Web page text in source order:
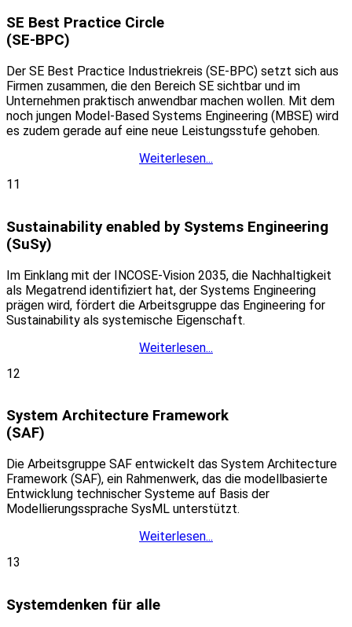
SE Best Practice Circle
(SE-BPC)
Der SE Best Practice Industriekreis (SE-BPC) setzt sich aus
Firmen zusammen, die den Bereich SE sichtbar und im
Unternehmen praktisch anwendbar machen wollen. Mit dem
noch jungen Model-Based Systems Engineering (MBSE) wird
es zudem gerade auf eine neue Leistungsstufe gehoben.
Weiterlesen...
11
Sustainability enabled by Systems Engineering
(SuSy)
Im Einklang mit der INCOSE-Vision 2035, die Nachhaltigkeit
als Megatrend identifiziert hat, der Systems Engineering
prägen wird, fördert die Arbeitsgruppe das Engineering for
Sustainability als systemische Eigenschaft.
Weiterlesen...
12
System Architecture Framework
(SAF)
Die Arbeitsgruppe SAF entwickelt das System Architecture
Framework (SAF), ein Rahmenwerk, das die modellbasierte
Entwicklung technischer Systeme auf Basis der
Modellierungssprache SysML unterstützt.
Weiterlesen...
13
Systemdenken für alle